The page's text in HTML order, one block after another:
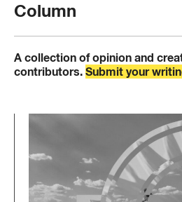
Column
A collection of opinion and
contributors. Submit your